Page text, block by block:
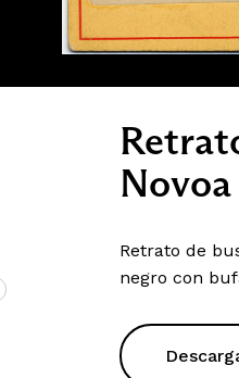
Novoa
Retrato de
negro con